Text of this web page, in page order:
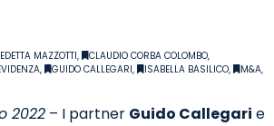
MAZZOTTI, CLAUDIO CORBA COLOMBO,
, GUIDO CALLEGARI, ISABELLA BASILICO, M&A,
2022 – I partner Guido Callegari e